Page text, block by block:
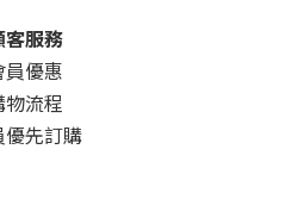
客服務
員優惠
物流程
優先訂購